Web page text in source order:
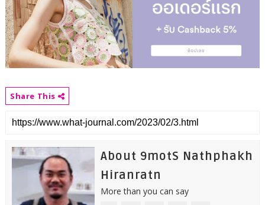
Share This
About 9motS Nathphakh
Hiranratn
More than you can say